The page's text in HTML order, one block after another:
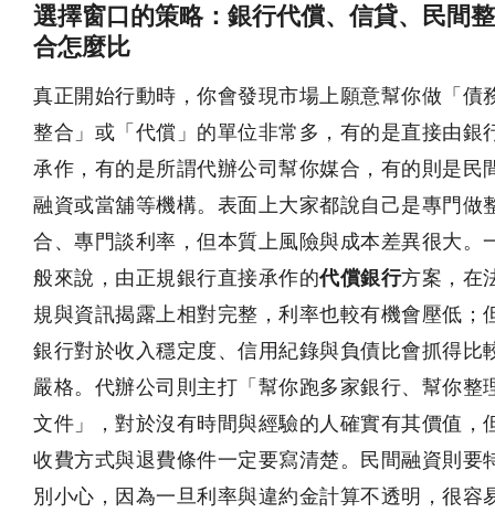
選擇窗口的策略：銀行代償、信貸、民間整
合怎麼比
真正開始行動時，你會發現市場上願意幫你做「債
整合」或「代償」的單位非常多，有的是直接由銀
承作，有的是所謂代辦公司幫你媒合，有的則是民
融資或當舖等機構。表面上大家都說自己是專門做
合、專門談利率，但本質上風險與成本差異很大。
般來說，由正規銀行直接承作的代償銀行方案，在
規與資訊揭露上相對完整，利率也較有機會壓低；
銀行對於收入穩定度、信用紀錄與負債比會抓得比
嚴格。代辦公司則主打「幫你跑多家銀行、幫你整
文件」，對於沒有時間與經驗的人確實有其價值，
收費方式與退費條件一定要寫清楚。民間融資則要
別小心，因為一旦利率與違約金計算不透明，很容